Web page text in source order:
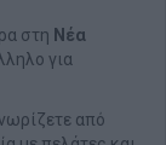
στη Νέα
για
από